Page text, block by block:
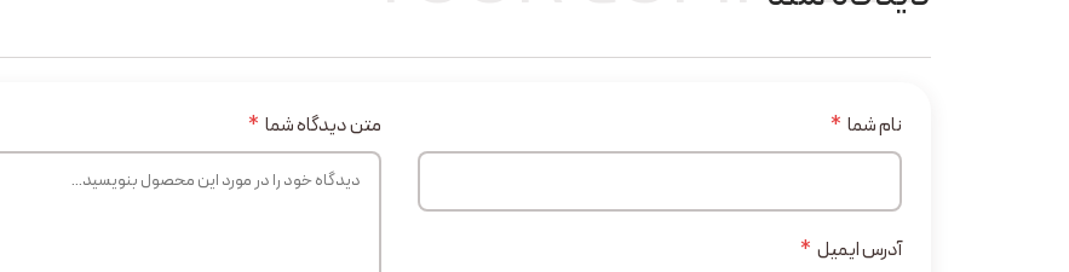
نام شما *
آدرس ایمیل *
متن دیدگاه شما *